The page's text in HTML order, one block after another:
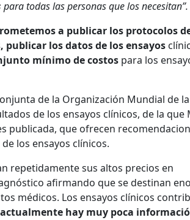
para todas las personas que los necesitan”.
a publicar los protocolos
los datos de los ensayos
mínimo de costos para los
de la Organización Mundial de
de los ensayos clínicos, de la que
publicada, que ofrecen
los ensayos clínicos.
repetidamente sus altos precios en
afirmando que se destinan
médicos. Los ensayos clínicos
actualmente hay muy poca